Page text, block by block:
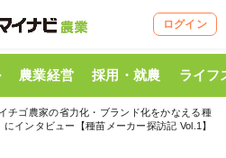
ログイン
農業経営 採用・就農 ライフ
チゴ農家の省力化・ブランド化をかなえる種
インタビュー【種苗メーカー探訪記 Vol.1】